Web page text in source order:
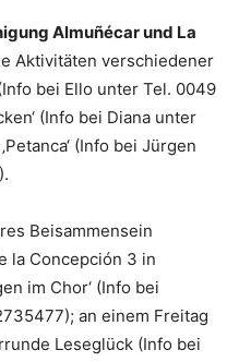
Almuñécar und La
Aktivitäten verschiedener
bei Ello unter Tel. 0049
(Info bei Diana unter
(Info bei Jürgen
Beisammensein
la Concepción 3 in
im Chor‘ (Info bei
an einem Freitag
Leseglück (Info bei